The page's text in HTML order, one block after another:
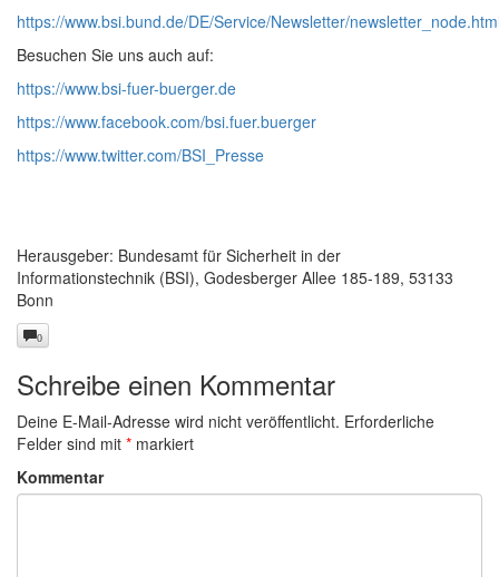
https://www.bsi.bund.de/DE/Service/Newsletter/
Besuchen Sie uns auch auf:
https://www.bsi-fuer-buerger.de
https://www.facebook.com/bsi.fuer.buerger
https://www.twitter.com/BSI_Presse
Herausgeber: Bundesamt für Sicherheit in der
Informationstechnik (BSI), Godesberger Allee 185-189, 53133
Bonn
0
Schreibe einen Kommentar
Deine E-Mail-Adresse wird nicht veröffentlicht. Erforderliche
Felder sind mit * markiert
Kommentar